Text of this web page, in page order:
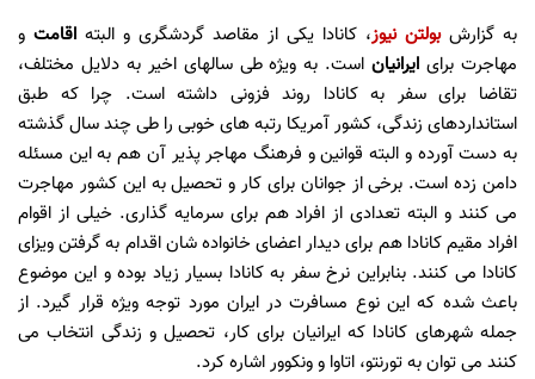
به گزارشبولتن نیوز، کانادا یکی از مقاصد گردشگری و البته اقامت و
مهاجرت برای ایرانیاناست. به ویژه طی سالهای اخیر به دلایل مختلف،
تقاضا برای سفر به کانادا روند فزونی داشته است. چرا که طبق
استانداردهای زندگی، کشور آمریکا رتبه های خوبی را طی چند سال گذشته
به دست آورده و البته قوانین و فرهنگ مهاجر پذیر آن هم به این مسئله
دامن زده است. برخی از جوانان برای کار و تحصیل به این کشور مهاجرت
می کنند و البته تعدادی از افراد هم برای سرمایه گذاری. خیلی از اقوام
افراد مقیم کانادا هم برای دیدار اعضای خانواده شان اقدام به گرفتن ویزای
کانادا می کنند. بنابراین نرخ سفر به کانادا بسیار زیاد بوده و این موضوع
باعث شده که این نوع مسافرت در ایران مورد توجه ویژه قرار گیرد. از
جمله شهرهای کانادا که ایرانیان برای کار، تحصیل و زندگی انتخاب می
کنند می توان به تورنتو، اتاوا و ونکوور اشاره کرد.